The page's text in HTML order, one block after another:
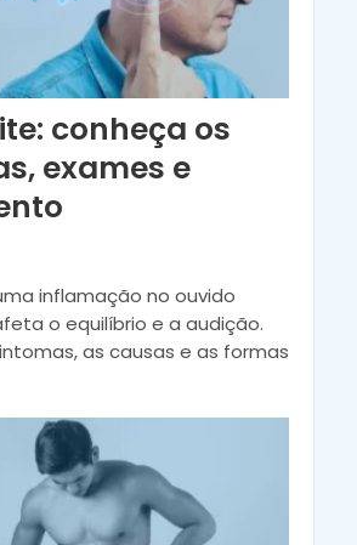
conheça os
exames e
inflamação no ouvido
o equilíbrio e a audição.
as causas e as formas